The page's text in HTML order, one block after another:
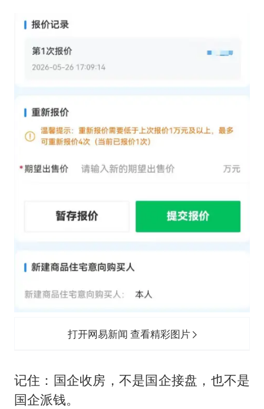
打开网易新闻 查看精彩图片
记住：国企收房，不是国企接盘，也不是
国企派钱。